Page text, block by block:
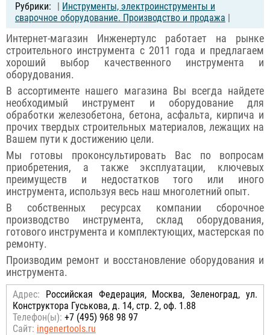
| Инструменты, электроинструменты и
сварочное оборудование. Производство и продажа |
Интернет-магазин Инженертулс работает на рынке
строительного инструмента с 2011 года и предлагаем
хороший выбор качественного инструмента и
оборудования.
В ассортименте нашего магазина Вы всегда найдете
необходимый инструмент и оборудование для
обработки железобетона, бетона, асфальта, кирпича и
прочих твердых строительных материалов, лежащих на
Вашем пути к достижению цели.
Мы готовы проконсультировать Вас по вопросам
приобретения, а также эксплуатации, ключевых
преимуществ и недостатков того или иного
инструмента, используя весь наш многолетний опыт.
В собственных ресурсах компании сборочное
производство инструмента, склад оборудования,
готового инструмента и комплектующих, мастерская по
ремонту.
Производим ремонт и восстановление оборудования и
инструмента.
Адрес: Российcкая Федерация, Москва, Зеленоград, ул.
Конструктора Гуськова, д. 14, стр. 2, оф. 1.88
Телефон(ы): +7 (495) 968 98 97
Сайт: ingenertools.ru